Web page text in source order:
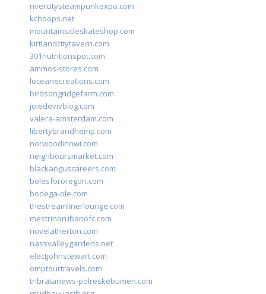
rivercitysteampunkexpo.com
kchoops.net
mountainsideskateshop.com
kirtlandcitytavern.com
301nutritionspot.com
ammos-stores.com
loceanecreations.com
birdsongridgefarm.com
joiedevivblog.com
valera-amsterdam.com
libertybrandhemp.com
norwoodinnwi.com
neighboursmarket.com
blackanguscareers.com
bolesfororegon.com
bodega-ole.com
thestreamlinerlounge.com
mestrinorubanofc.com
novelatherton.com
nassvalleygardens.net
electjohnstewart.com
omptourtravels.com
tribratanews-polreskebumen.com